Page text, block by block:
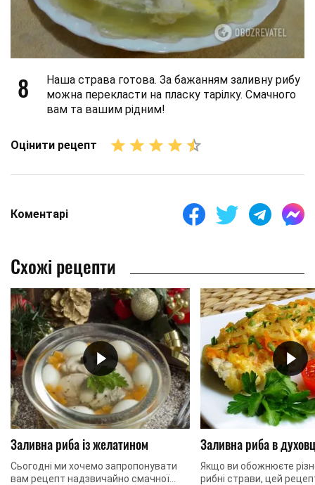
8
Наша страва готова. За бажанням заливну рибу
можна перекласти на пласку тарілку. Смачного
вам та вашим рідним!
Оцінити рецепт
Коментарі
Схожі рецепти
Заливна риба із желатином
Сьогодні ми хочемо запропонувати
вам рецепт надзвичайно смачної
Заливна риба в
Якщо ви обожнюєте
рибні страви, цей